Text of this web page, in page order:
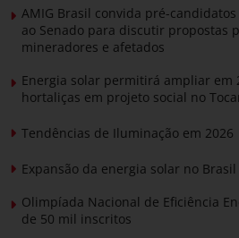
AMIG Brasil convida pré-
ao Senado para discutir propostas
mineradores e afetados
Energia solar permitirá ampliar em
hortaliças em projeto social no
Tendências de Iluminação em 2026
Expansão da energia solar no Brasil
Olimpíada Nacional de Eficiência
de 50 mil inscritos